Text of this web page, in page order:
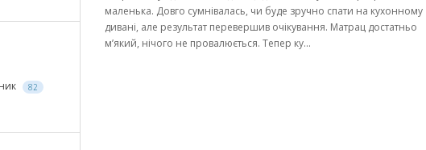
82
маленька. Довго сумнівалась, чи буде зручно спати на кухонному
дивані, але результат перевершив очікування. Матрац достатньо
м’який, нічого не провалюється. Тепер ку...